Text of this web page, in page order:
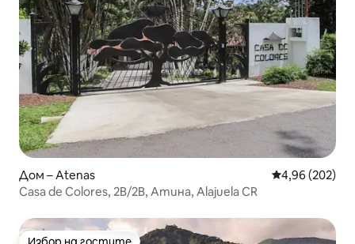
Дом – Atenas Средна
4,96 (202)
Casa de Colores, 2B/2B, Атина, Alajuela CR